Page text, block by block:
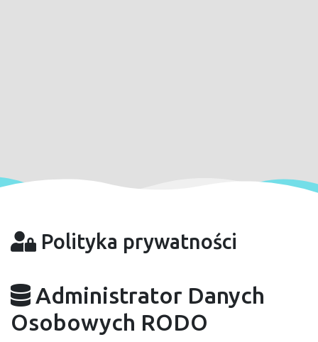
Polityka prywatności
Administrator Danych
Osobowych RODO